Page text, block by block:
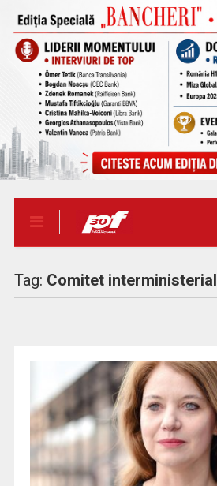
Tag: Comitet interministerial